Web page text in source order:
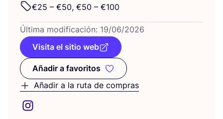
€25 – €50, €50 – €100
Últi­ma modi­fi­ca­ción: 19/06/2026
Visita el sitio web
Añadir a favoritos
Añadir a favoritos
Añadir a la ruta de compras